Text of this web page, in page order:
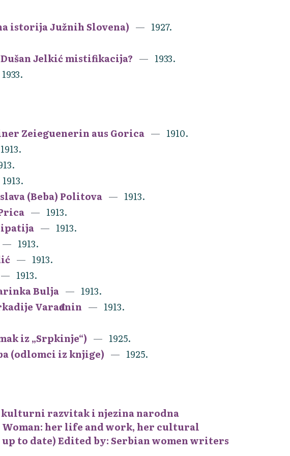
istorija Južnih Slovena)
1927.
Jelkić mistifikacija?
1933.
1933.
Zeieguenerin aus Gorica
1910.
1913.
1913.
(Beba) Politova
1913.
1913.
1913.
1913.
1913.
1913.
Bulja
1913.
Varađanin
1913.
iz „Srpkinje“)
1925.
(odlomci iz knjige)
1925.
razvitak i njezina narodna
Woman: her life and work, her cultural
to date) Edited by: Serbian women writers